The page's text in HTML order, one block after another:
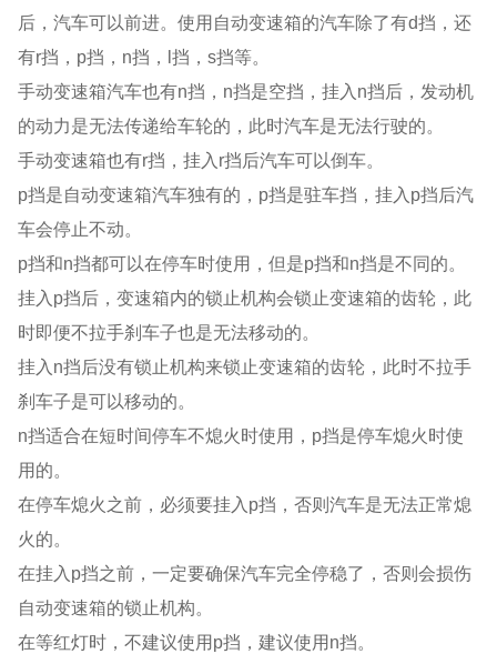
后，汽车可以前进。使用自动变速箱的汽车除了有d挡，还
有r挡，p挡，n挡，l挡，s挡等。
手动变速箱汽车也有n挡，n挡是空挡，挂入n挡后，发动机
的动力是无法传递给车轮的，此时汽车是无法行驶的。
手动变速箱也有r挡，挂入r挡后汽车可以倒车。
p挡是自动变速箱汽车独有的，p挡是驻车挡，挂入p挡后汽
车会停止不动。
p挡和n挡都可以在停车时使用，但是p挡和n挡是不同的。
挂入p挡后，变速箱内的锁止机构会锁止变速箱的齿轮，此
时即便不拉手刹车子也是无法移动的。
挂入n挡后没有锁止机构来锁止变速箱的齿轮，此时不拉手
刹车子是可以移动的。
n挡适合在短时间停车不熄火时使用，p挡是停车熄火时使
用的。
在停车熄火之前，必须要挂入p挡，否则汽车是无法正常熄
火的。
在挂入p挡之前，一定要确保汽车完全停稳了，否则会损伤
自动变速箱的锁止机构。
在等红灯时，不建议使用p挡，建议使用n挡。